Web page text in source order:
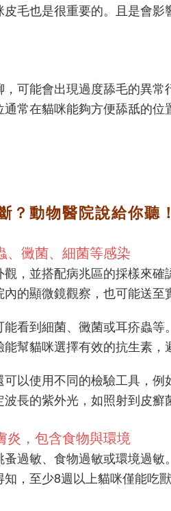
毛也是很重要的。且是會
可能會出現過度舔毛的異
常在貓咪能夠方便舔舐的
？動物醫院說給你聽！
、黴菌、細菌等感染
，並搭配病兆區的採樣來
的顯微鏡觀察，也可能送至
看到細菌、黴菌或耳疥蟲
幫貓咪選擇有效的抗生素，
以使用不同的檢驗工具，
長的紫外光，如照射到皮癬
炎，包含食物與環境
過敏、食物過敏或環境過
知，至少8週以上貓咪僅能